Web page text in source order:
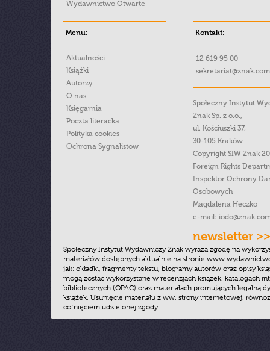
Wydawnictwo Otwarte
Menu:
Aktualności
Książki
Autorzy
O nas
Księgarnia
Poczta literacka
Polityka cookies
Ochrona Sygnalistow
Kontakt:
12 619 95 00
Społeczny Instytut
Znak Sp. z o.o.,
ul. Kościuszki 37,
30-105 Kraków
Copyright SIW Znak
Foreign Rights
Inspektor Ochrony
Osobowych
Magdalena Heczko
e-mail:
newsletter >>
Społeczny Instytut Wydawniczy Znak wyraża zgodę na
materiałów dostępnych aktualnie na stronie
jak: okładki, fragmenty tekstu, biogramy autorów oraz opisy
mogą zostać wykorzystane w recenzjach książek, katalogach
bibliotecznych (OPAC) oraz materiałach promujących legalną
książek. Usunięcie materiału z ww. strony internetowej,
cofnięciem udzielonej zgody.